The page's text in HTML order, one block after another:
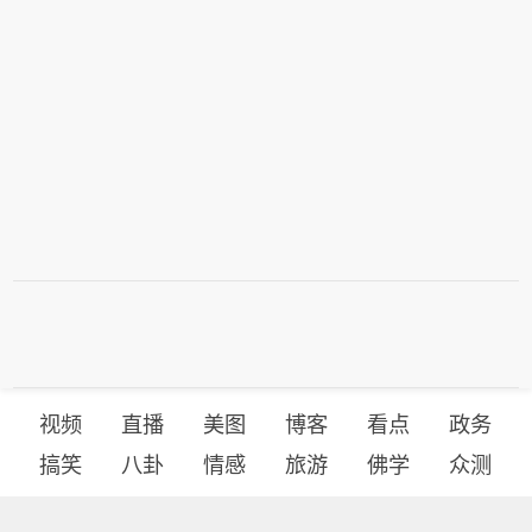
视频 直播 美图 博客 看点
政务
搞笑
八卦 情感 旅游 佛学 众测